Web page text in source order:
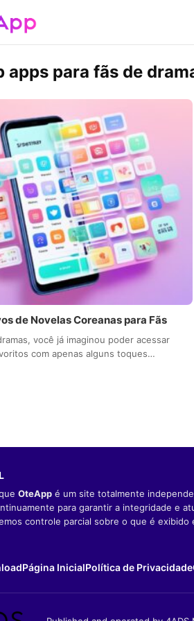
apps para fãs de
de Novelas Coreanas para Fãs
você já imaginou poder acessar
com apenas alguns toques…
OteApp é um site totalmente
para garantir a integridade e
controle parcial sobre o que é
Página InicialPolítica de Privacidade